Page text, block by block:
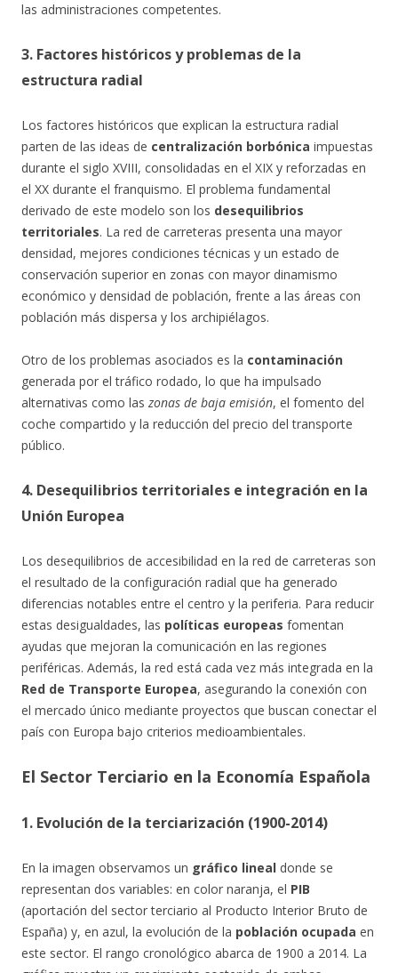
las administraciones competentes.
3. Factores históricos y problemas de la
estructura radial
Los factores históricos que explican la estructura radial
parten de las ideas de centralización borbónica impuestas
durante el siglo XVIII, consolidadas en el XIX y reforzadas en
el XX durante el franquismo. El problema fundamental
derivado de este modelo son los desequilibrios
territoriales. La red de carreteras presenta una mayor
densidad, mejores condiciones técnicas y un estado de
conservación superior en zonas con mayor dinamismo
económico y densidad de población, frente a las áreas con
población más dispersa y los archipiélagos.
Otro de los problemas asociados es la contaminación
generada por el tráfico rodado, lo que ha impulsado
alternativas como las zonas de baja emisión, el fomento del
coche compartido y la reducción del precio del transporte
público.
4. Desequilibrios territoriales e integración en la
Unión Europea
Los desequilibrios de accesibilidad en la red de carreteras son
el resultado de la configuración radial que ha generado
diferencias notables entre el centro y la periferia. Para reducir
estas desigualdades, las políticas europeas fomentan
ayudas que mejoran la comunicación en las regiones
periféricas. Además, la red está cada vez más integrada en la
Red de Transporte Europea, asegurando la conexión con
el mercado único mediante proyectos que buscan conectar el
país con Europa bajo criterios medioambientales.
El Sector Terciario en la Economía Española
1. Evolución de la terciarización (1900-2014)
En la imagen observamos un gráfico lineal donde se
representan dos variables: en color naranja, el PIB
(aportación del sector terciario al Producto Interior Bruto de
España) y, en azul, la evolución de la población ocupada en
este sector. El rango cronológico abarca de 1900 a 2014. La